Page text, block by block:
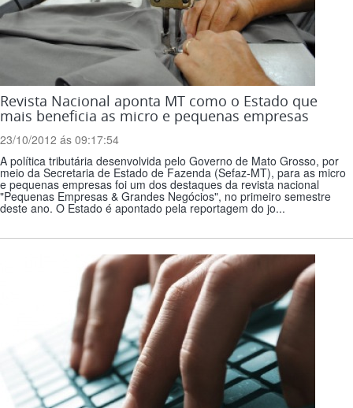
Revista Nacional aponta MT como o Estado que
mais beneficia as micro e pequenas empresas
23/10/2012 ás 09:17:54
A política tributária desenvolvida pelo Governo de Mato Grosso, por
meio da Secretaria de Estado de Fazenda (Sefaz-MT), para as micro
e pequenas empresas foi um dos destaques da revista nacional
"Pequenas Empresas & Grandes Negócios", no primeiro semestre
deste ano. O Estado é apontado pela reportagem do jo...